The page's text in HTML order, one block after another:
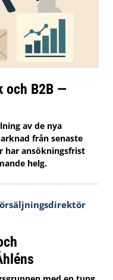
och B2B —
av de nya
från senaste
har ansökningsfrist
helg.